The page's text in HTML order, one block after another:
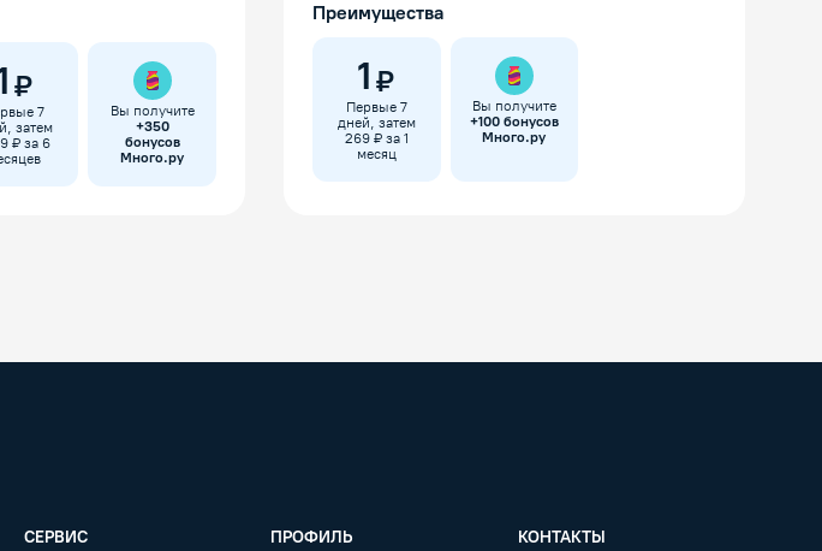
₽
7
затем
₽ за 6
Вы получите
+350
бонусов
Много.ру
Преимущества
1 ₽
Первые 7
дней, затем
269 ₽ за 1
месяц
Вы получите
+100бонусов
Много.ру
СЕРВИС ПРОФИЛЬ КОНТАКТЫ